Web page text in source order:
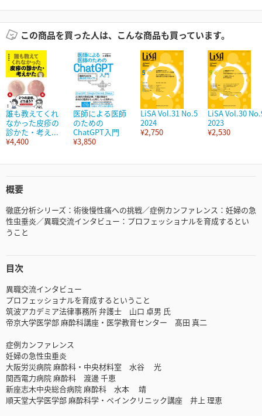
この商品を買った人は、こんな商品も買っています。
誰も教えてくれ
なかった皮疹の
診かた・考え...
¥4,400
医師による医師
のための
ChatGPT入門
¥3,850
LiSA Vol.31 No.5
2024
¥2,750
LiSA Vol.30
2023
¥2,530
概要
徹底分析シリーズ：術後慢性痛への挑戦／症例カンファレンス：妊婦の急
性虫垂炎／異職交流インタビュー：プロフェッショナルを育成するとい
うこと
目次
異職交流インタビュー
プロフェッショナルを育成するということ
筑波アカデミア法律事務所 弁護士 山口 卓男 氏
帝京大学医学部 麻酔科講座・医学教育センター 髙田 真二
症例カンファレンス
妊婦の急性虫垂炎
大阪労災病院 麻酔科・中央材料室 水谷 光
関西電力病院 麻酔科 渡邊 千恵
新座志木中央総合病院 麻酔科 水本 靖
順天堂大学医学部 麻酔科学・ペインクリニック講座 井上 理恵